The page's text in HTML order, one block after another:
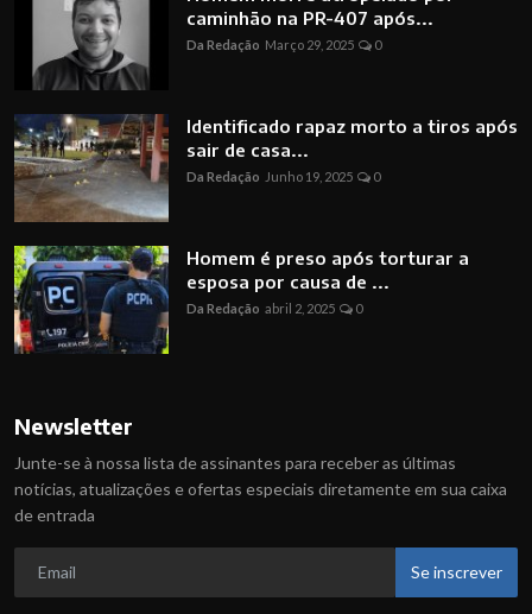
caminhão na PR-407 após...
Da Redação Março 29, 2025 0
Identificado rapaz morto a tiros após
sair de casa...
Da Redação Junho 19, 2025 0
Homem é preso após torturar a
esposa por causa de ...
Da Redação abril 2, 2025 0
Newsletter
Junte-se à nossa lista de assinantes para receber as últimas
notícias, atualizações e ofertas especiais diretamente em sua caixa
de entrada
Se inscrever